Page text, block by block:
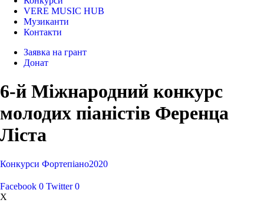
VERE MUSIC HUB
Музиканти
Контакти
Заявка на грант
Донат
6-й Міжнародний конкурс
молодих піаністів Ференца
Ліста
Конкурси Фортепіано2020
Facebook 0 Twitter 0
X